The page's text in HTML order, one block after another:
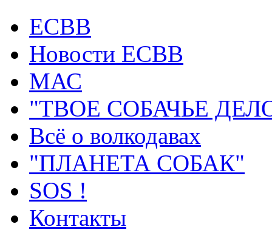
ECВB
Новости ЕСВВ
МАС
"ТВОЕ СОБАЧЬЕ
Всё о волкодавах
"ПЛАНЕТА СОБАК"
SOS !
Контакты